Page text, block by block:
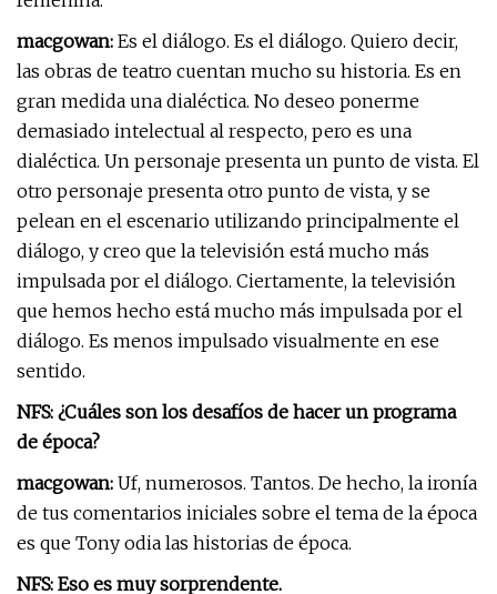
macgowan: Es el diálogo. Es el diálogo. Quiero decir,
las obras de teatro cuentan mucho su historia. Es en
gran medida una dialéctica. No deseo ponerme
demasiado intelectual al respecto, pero es una
dialéctica. Un personaje presenta un punto de vista. El
otro personaje presenta otro punto de vista, y se
pelean en el escenario utilizando principalmente el
diálogo, y creo que la televisión está mucho más
impulsada por el diálogo. Ciertamente, la televisión
que hemos hecho está mucho más impulsada por el
diálogo. Es menos impulsado visualmente en ese
sentido.
NFS: ¿Cuáles son los desafíos de hacer un programa
de época?
macgowan: Uf, numerosos. Tantos. De hecho, la ironía
de tus comentarios iniciales sobre el tema de la época
es que Tony odia las historias de época.
NFS: Eso es muy sorprendente.